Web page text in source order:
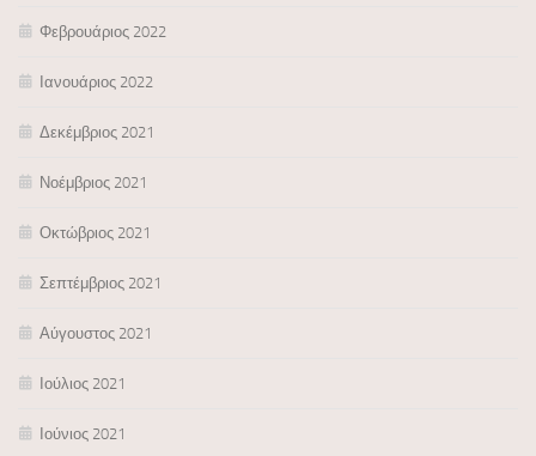
Φεβρουάριος 2022
Ιανουάριος 2022
Δεκέμβριος 2021
Νοέμβριος 2021
Οκτώβριος 2021
Σεπτέμβριος 2021
Αύγουστος 2021
Ιούλιος 2021
Ιούνιος 2021